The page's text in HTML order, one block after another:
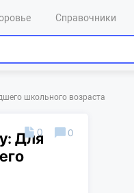
Справочники
школьного возраста
Для
0 0